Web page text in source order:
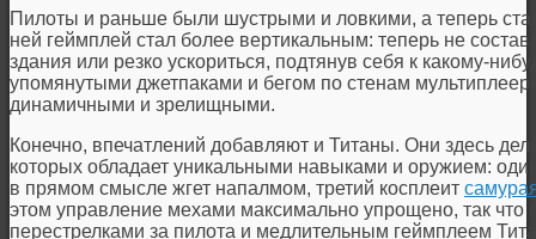
Пилоты и раньше были шустрыми и ловкими, а теперь
ней геймплей стал более вертикальным: теперь не
здания или резко ускориться, подтянув себя к какому-
упомянутыми джетпаками и бегом по стенам
динамичными и зрелищными.
Конечно, впечатлений добавляют и Титаны. Они здесь
которых обладает уникальными навыками и оружием:
в прямом смысле жгет напалмом, третий косплеит
этом управление мехами максимально упрощено, так
перестрелками за пилота и медлительным геймплеем